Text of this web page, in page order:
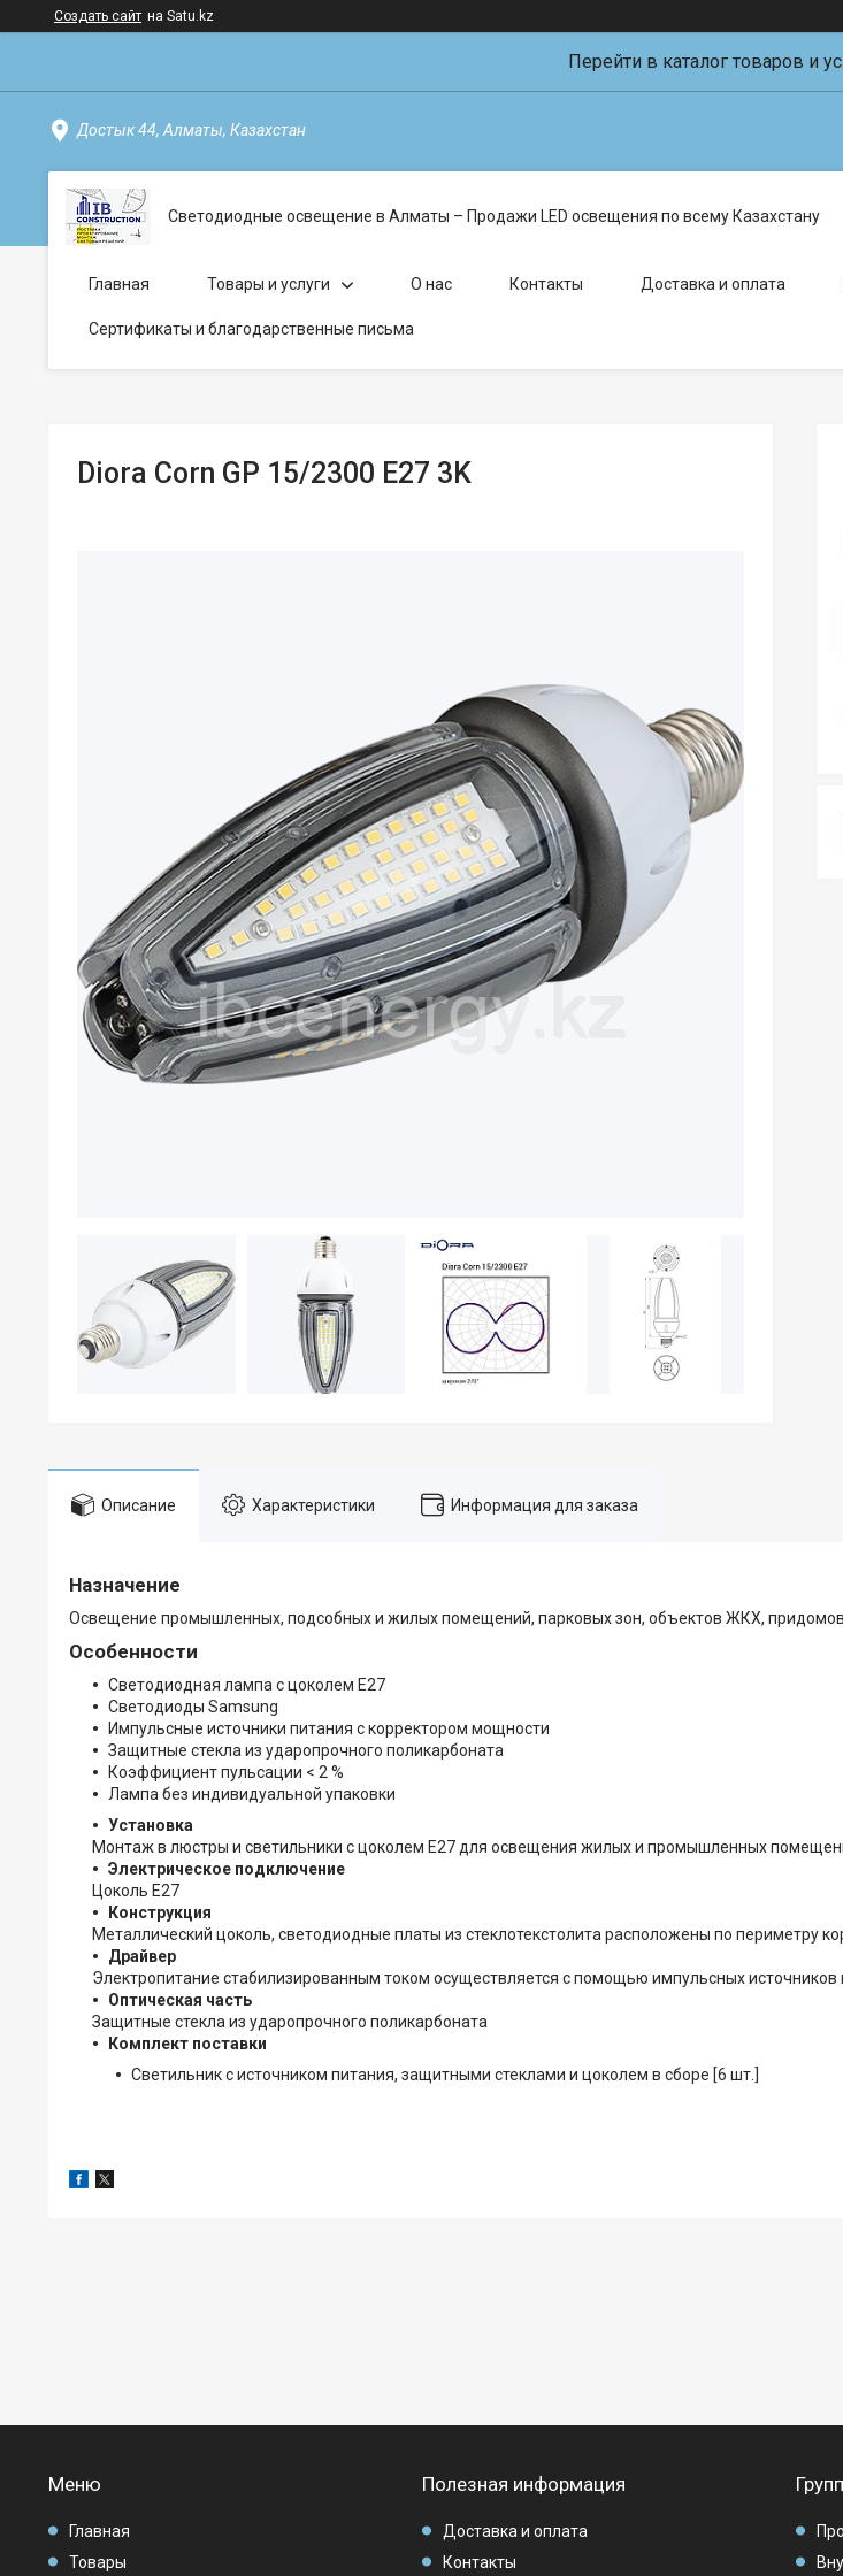
Создать сайт на Satu.kz
Перейти в каталог товаров и
Достык 44, Алматы, Казахстан
Светодиодные освещение в Алматы – Продажи LED освещения по всему Казахстану
Главная Товары и услуги О нас Контакты Доставка и оплата
Сертификаты и благодарственные письма
Diora Corn GP 15/2300 E27 3K
Описание Характеристики Информация для заказа
Назначение
Освещение промышленных, подсобных и жилых помещений, парковых зон, объектов ЖКХ,
Особенности
Светодиодная лампа с цоколем Е27
Светодиоды Samsung
Импульсные источники питания с корректором мощности
Защитные стекла из ударопрочного поликарбоната
Коэффициент пульсации < 2 %
Лампа без индивидуальной упаковки
Установка
Монтаж в люстры и светильники с цоколем Е27 для освещения жилых и промышленных
Электрическое подключение
Цоколь Е27
Конструкция
Металлический цоколь, светодиодные платы из стеклотекстолита расположены по периметру
Драйвер
Электропитание стабилизированным током осуществляется с помощью импульсных источников
Оптическая часть
Защитные стекла из ударопрочного поликарбоната
Комплект поставки
Светильник с источником питания, защитными стеклами и цоколем в сборе [6 шт.]
Меню
Главная
Товары
Полезная информация
Доставка и оплата
Контакты